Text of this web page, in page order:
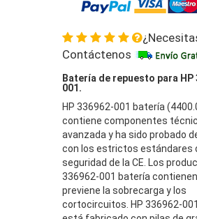
Contáctenos
Batería de repuesto para HP
001.
HP 336962-001 batería
contiene componentes
avanzada y ha sido probado
con los estrictos estándares
seguridad de la CE. Los
336962-001 batería
previene la sobrecarga y los
cortocircuitos. HP 336962-